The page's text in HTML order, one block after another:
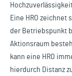
Eine HRO zeichnet
der Betriebspunkt
Aktionsraum
kann eine HRO
hierdurch Distanz